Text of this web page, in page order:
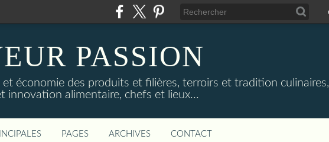
PASSION
économie des produits et filières, terroirs et tradition culinaires,
innovation alimentaire, chefs et lieux...
PAGES ARCHIVES CONTACT